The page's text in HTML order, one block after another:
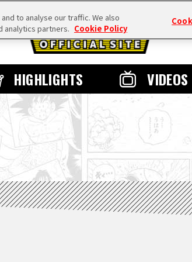
HIGHLIGHTS VIDEOS
to analyse our traffic. We also
analytics partners. Cookie Policy